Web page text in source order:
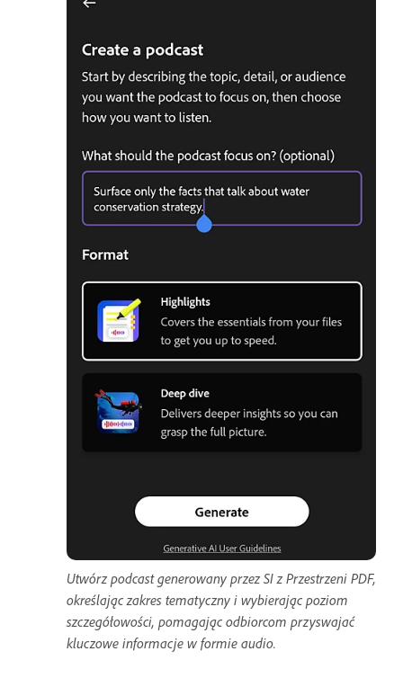
Utwórz podcast generowany przez SI z Przestrzeni PDF,
określając zakres tematyczny i wybierając poziom
szczegółowości, pomagając odbiorcom przyswajać
kluczowe informacje w formie audio.